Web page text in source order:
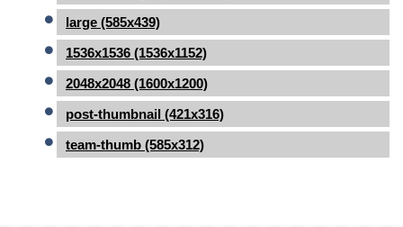
large (585x439)
1536x1536 (1536x1152)
2048x2048 (1600x1200)
post-thumbnail (421x316)
team-thumb (585x312)